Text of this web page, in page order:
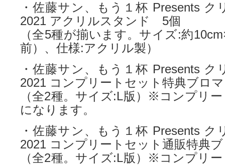
・佐藤サン、もう１杯 Presents
2021 アクリルスタンド 5個
（全5種が揃います。サイズ:約
前）、仕様:アクリル製）
・佐藤サン、もう１杯 Presents
2021 コンプリートセット特典ブロ
（全2種。サイズ:L版）※コンプリ
になります。
・佐藤サン、もう１杯 Presents
2021 コンプリートセット通販特典
（全2種。サイズ:L版）※コンプリ